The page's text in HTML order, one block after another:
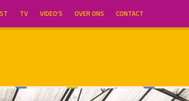
TV VIDEO’S OVER ONS CONTACT